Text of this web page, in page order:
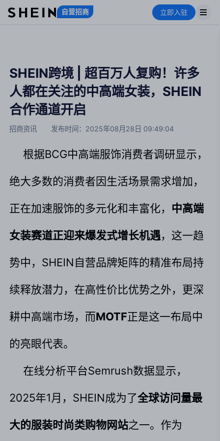
自营招商 立即入驻
SHEIN跨境 | 超百万人复购！许多
人都在关注的中高端女装，SHEIN
合作通道开启
招商资讯 发布时间： 2025年08月28日 09:49:04
根据BCG中高端服饰消费者调研显示，
绝大多数的消费者因生活场景需求增加，
正在加速服饰的多元化和丰富化， 中高端
女装赛道正迎来爆发式增长机遇，这一趋
势中，SHEIN自营品牌矩阵的精准布局持
续释放潜力，在高性价比优势之外，更深
耕中高端市场，而MOTF正是这一布局中
的亮眼代表。
在线分析平台Semrush数据显示，
2025年1月，SHEIN成为了全球访问量最
大的服装时尚类购物网站之一。作为